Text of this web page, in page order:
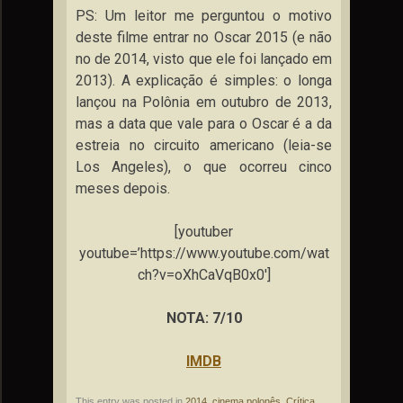
PS: Um leitor me perguntou o motivo
deste filme entrar no Oscar 2015 (e não
no de 2014, visto que ele foi lançado em
2013). A explicação é simples: o longa
lançou na Polônia em outubro de 2013,
mas a data que vale para o Oscar é a da
estreia no circuito americano (leia-se
Los Angeles), o que ocorreu cinco
meses depois.
[youtuber
youtube=’https://www.youtube.com/wat
ch?v=oXhCaVqB0x0′]
NOTA: 7/10
IMDB
This entry was posted in 2014 cinema polonês Crítica